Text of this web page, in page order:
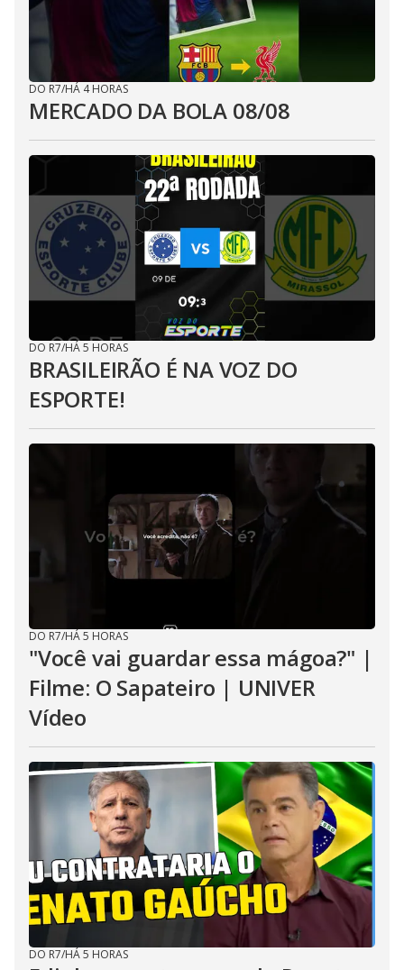
DO R7/HÁ 4 HORAS
MERCADO DA BOLA 08/08
DO R7/HÁ 5 HORAS
BRASILEIRÃO É NA VOZ DO
ESPORTE!
DO R7/HÁ 5 HORAS
"Você vai guardar essa mágoa?" |
Filme: O Sapateiro | UNIVER
Vídeo
DO R7/HÁ 5 HORAS